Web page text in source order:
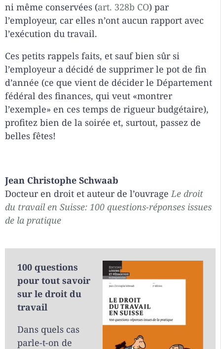
ni même conservées (art. 328b CO) par
l’employeur, car elles n’ont aucun rapport avec
l’exécution du travail.
Ces petits rappels faits, et sauf bien sûr si
l’employeur a décidé de supprimer le pot de fin
d’année (ce que vient de décider le Département
fédéral des finances, qui veut «montrer
l’exemple» en ces temps de rigueur budgétaire),
profitez bien de la soirée et, surtout, passez de
belles fêtes!
Jean Christophe Schwaab
Docteur en droit et auteur de l’ouvrageLe droit
du travail en Suisse: 100 questions-réponses issues
de la pratique
100 questions
pour tout savoir
sur le droit du
travail
Dans quels cas
parle-t-on de